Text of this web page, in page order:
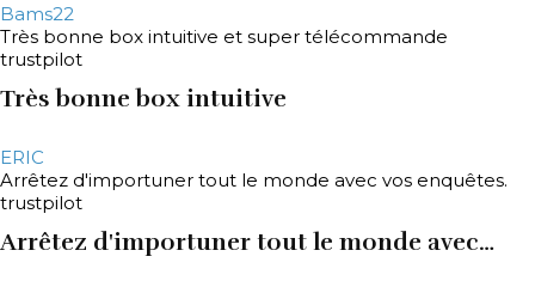
Bams22
Très bonne box intuitive et super télécommande
trustpilot
Très bonne box intuitive
ERIC
Arrêtez d'importuner tout le monde avec vos enquêtes.
trustpilot
Arrêtez d'importuner tout le monde avec…